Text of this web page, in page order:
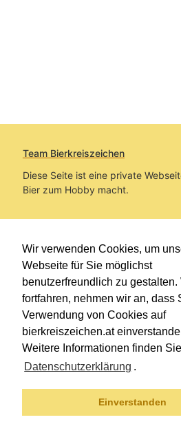
Wir verwenden Cookies, um
Webseite für Sie möglichst
benutzerfreundlich zu
fortfahren, nehmen wir an, dass
Verwendung von Cookies auf
bierkreiszeichen.at
Weitere Informationen finden
Datenschutzerklärung .
Einverstanden
Team Bierkreiszeichen
Diese Seite ist eine private
Bier zum Hobby macht.
Sie befinden sich auf https://
im Pfad:Übers Bier/Biersorten
Erstellt: 2013-05-10
Links
Impressum
Datenschutzerklärung